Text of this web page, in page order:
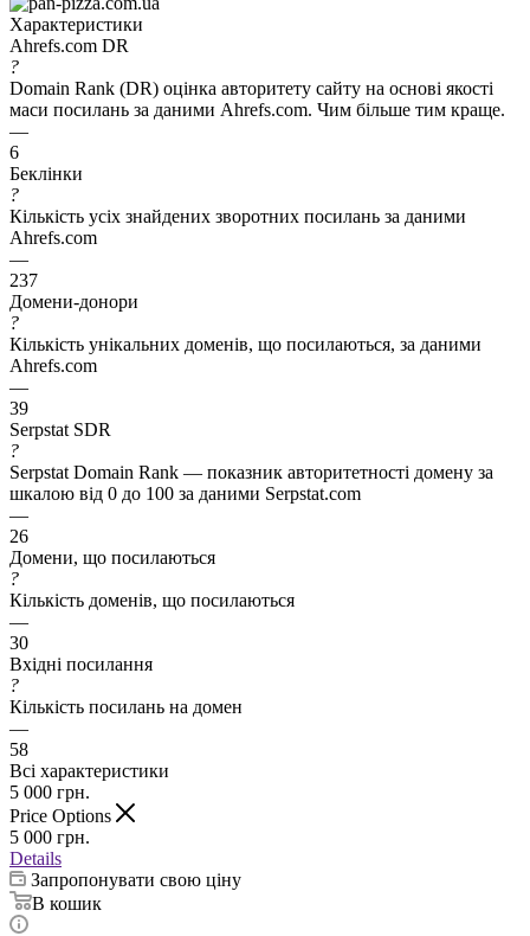
Характеристики
Ahrefs.com DR
?
Domain Rank (DR) оцінка авторитету сайту на основі якості
маси посилань за даними Ahrefs.com. Чим більше тим краще.
—
6
Беклінки
?
Кількість усіх знайдених зворотних посилань за даними
Ahrefs.com
—
237
Домени-донори
?
Кількість унікальних доменів, що посилаються, за даними
Ahrefs.com
—
39
Serpstat SDR
?
Serpstat Domain Rank — показник авторитетності домену за
шкалою від 0 до 100 за даними Serpstat.com
—
26
Домени, що посилаються
?
Кількість доменів, що посилаються
—
30
Вхідні посилання
?
Кількість посилань на домен
—
58
Всі характеристики
5 000 грн.
Price Options
5 000 грн.
Details
Запропонувати свою ціну
В кошик